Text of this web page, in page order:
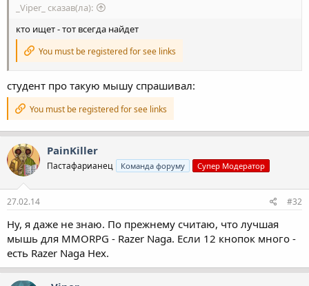
н
н
_Viper_ сказав(ла):
кто ищет - тот всегда найдет
You must be registered for see links
студент про такую мышу спрашивал:
You must be registered for see links
PainKiller
Пастафарианец Команда форуму Супер Модератор
27.02.14 #32
Ну, я даже не знаю. По прежнему считаю, что лучшая
мышь для MMORPG - Razer Naga. Если 12 кнопок много -
есть Razer Naga Hex.